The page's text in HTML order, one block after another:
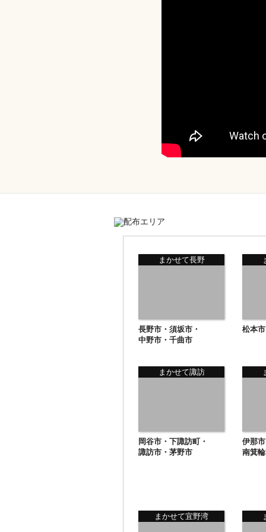
まかせて長野
長野市・須坂市・
中野市・千曲市
松本
まかせて諏訪
岡谷市・下諏訪町・
諏訪市・茅野市
伊那
南箕
まかせて宜野湾